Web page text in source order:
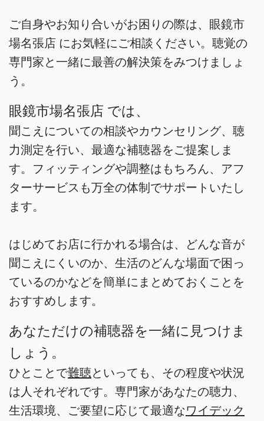
ご自身やお知り合いがお困りの際は、眼鏡市
場名張店 にお気軽にご相談ください。聴覚の
専門家と一緒に最善の解決策をみつけましょ
う。
眼鏡市場名張店 では、
聞こえについての相談やカウンセリング、聴
力測定を行い、最適な補聴器をご提案しま
す。フィッティングや調整はもちろん、アフ
ターサービスも万全の体制でサポートいたし
ます。
はじめてお店に行かれる場合は、どんな音が
聞こえにくいのか、生活のどんな場面で困っ
ているのかなどを簡単にまとめておくことを
おすすめします。
あなただけの補聴器を一緒に見つけま
しょう。
ひとことで難聴といっても、その程度や状況
は人それぞれです。専門家があなたの聴力、
生活環境、ご要望に応じて最適なワイデック